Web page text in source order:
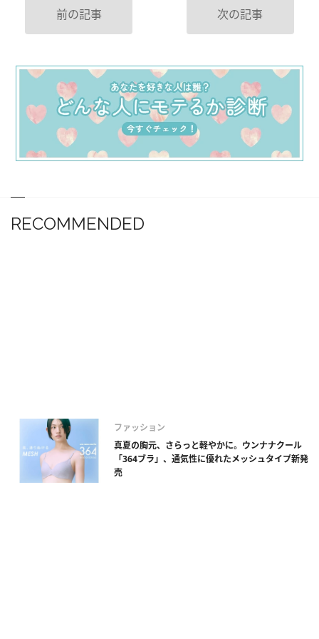
前の記事 次の記事
RECOMMENDED
ファッション
真夏の胸元、さらっと軽やかに。ウンナナクール
「364ブラ」、通気性に優れたメッシュタイプ新発
売